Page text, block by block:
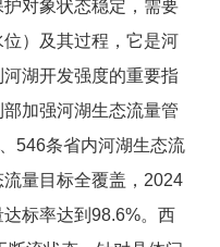
对象状态稳定，需要
）及其过程，它是河
湖开发强度的重要指
加强河湖生态流量管
546条省内河湖生态流
量目标全覆盖，2024
标率达到98.6%。西